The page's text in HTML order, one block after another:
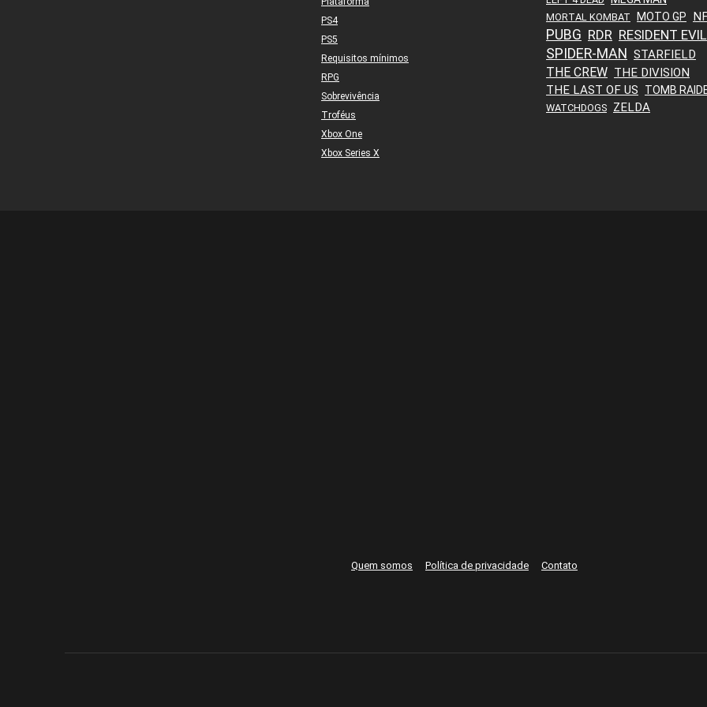
PS4
PS5
Requisitos mínimos
RPG
Sobrevivência
Troféus
Xbox One
Xbox Series X
MORTAL KOMBAT MOTO GP
PUBG RDR RESIDENT EVIL
SPIDER-MAN STARFIELD
THE CREW THE DIVISION
THE LAST OF US
TOMB
WATCHDOGS ZELDA
Quem somos Política de privacidade Contato